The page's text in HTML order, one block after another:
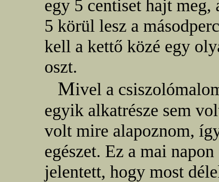
egy 5 centiset hajt
5 körül lesz a
kell a kettő közé egy
oszt.
Mivel a
egyik alkatrésze sem
volt mire alapoznom,
egészet. Ez a mai
jelentett, hogy most